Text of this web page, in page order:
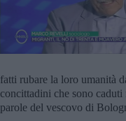
fatti rubare la loro umanità
concittadini che sono
parole del vescovo di